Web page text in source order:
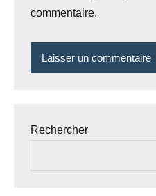
commentaire.
Rechercher